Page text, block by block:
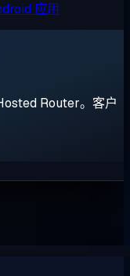
应用
Router。客户